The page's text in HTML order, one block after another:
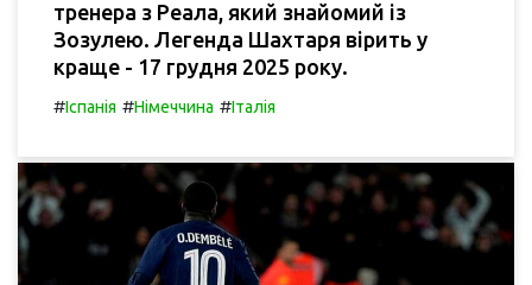
тренера з Реала, який знайомий із
Зозулею. Легенда Шахтаря вірить у
краще - 17 грудня 2025 року.
#Іспанія #Німеччина #Італія